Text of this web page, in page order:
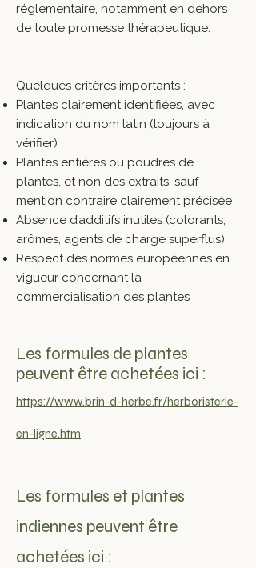
réglementaire, notamment en dehors
de toute promesse thérapeutique.
Quelques critères importants :
Plantes clairement identifiées, avec
indication du nom latin (toujours à
vérifier)
Plantes entières ou poudres de
plantes, et non des extraits, sauf
mention contraire clairement précisée
Absence d’additifs inutiles (colorants,
arômes, agents de charge superflus)
Respect des normes européennes en
vigueur concernant la
commercialisation des plantes
Les formules de plantes
peuvent être achetées ici :
https://www.brin-d-herbe.fr/herboristerie-
en-ligne.htm
Les formules et plantes
indiennes peuvent être
achetées ici :